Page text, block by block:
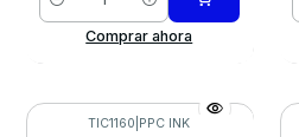
Cantidad
Comprar ahora
TIC1160 PPC INK